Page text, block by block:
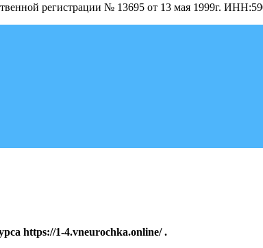
регистрации № 13695 от 13 мая 1999г.
https://1-4.vneurochka.online/ .